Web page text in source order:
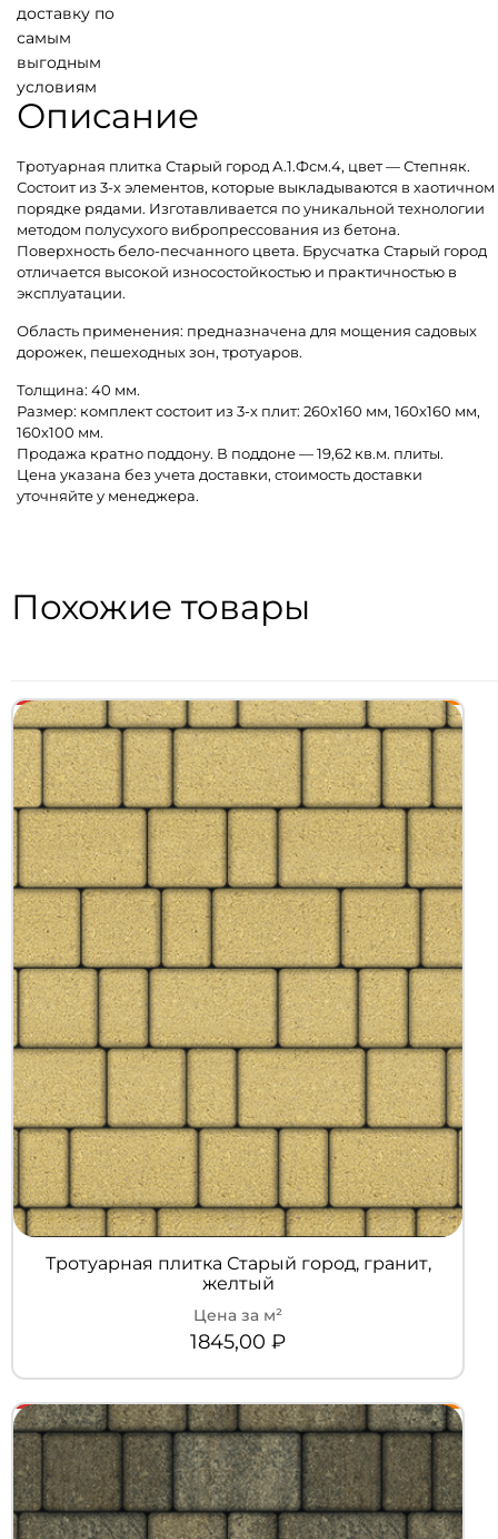
доставку по
самым
выгодным
условиям
Описание
Тротуарная плитка Старый город А.1.Фсм.4, цвет — Степняк.
Состоит из 3-х элементов, которые выкладываются в хаотичном
порядке рядами. Изготавливается по уникальной технологии
методом полусухого вибропрессования из бетона.
Поверхность бело-песчанного цвета. Брусчатка Старый город
отличается высокой износостойкостью и практичностью в
эксплуатации.
Область применения: предназначена для мощения садовых
дорожек, пешеходных зон, тротуаров.
Толщина: 40 мм.
Размер: комплект состоит из 3-х плит: 260х160 мм, 160х160 мм,
160х100 мм.
Продажа кратно поддону. В поддоне — 19,62 кв.м. плиты.
Цена указана без учета доставки, стоимость доставки
уточняйте у менеджера.
Похожие товары
Тротуарная плитка Старый город, гранит,
желтый
1845,00 ₽